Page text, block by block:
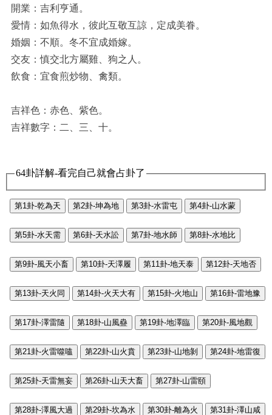
開業：吉利亨通。
愛情：如魚得水，彼此互敬互諒，定成美眷。
婚姻：不順。冬不宜成婚嫁。
交友：慎交北方屬雞、狗之人。
飲食：宜食煎炒物、禽類。
吉祥色：赤色、紫色。
吉祥數字：二、三、十。
64卦詳解-看完自己就會占卦了
第1卦-乾為天 第2卦-坤為地 第3卦-水雷屯 第4卦-山水蒙
第5卦-水天需 第6卦-天水訟 第7卦-地水師 第8卦-水地比
第9卦-風天小畜 第10卦-天澤履 第11卦-地天泰 第12卦-天地否
第13卦-天火同 第14卦-火天大有 第15卦-火地山 第16卦-雷地豫
第17卦-澤雷隨 第18卦-山風蠱 第19卦-地澤臨 第20卦-風地觀
第21卦-火雷噬嗑 第22卦-山火賁 第23卦-山地剝 第24卦-地雷復
第25卦-天雷無妄 第26卦-山天大畜 第27卦-山雷頤
第28卦-澤風大過 第29卦-坎為水 第30卦-離為火 第31卦-澤山咸